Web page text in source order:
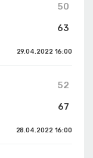
50
63
29.04.2022 16:00
52
67
28.04.2022 16:00